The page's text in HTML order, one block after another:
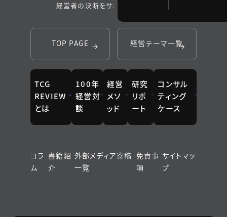
経営者の決断をサポートするメディア
TOP PAGE 経営テーマ一覧
TCG
REVIEW
とは
100年
経営対
談
経営
メソ
ッド
研究
リポ
ート
コンサル
ティング
ケース
コラ
ム
書籍紹
介
外部メディア寄稿
一覧
免責事
項
サイトマッ
プ